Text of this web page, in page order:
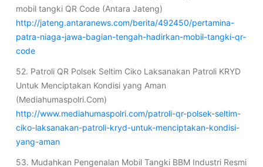
mobil tangki QR Code (Antara Jateng)
http://jateng.antaranews.com/berita/492450/pertamina-
patra-niaga-jawa-bagian-tengah-hadirkan-mobil-tangki-qr-
code
52. Patroli QR Polsek Seltim Ciko Laksanakan Patroli KRYD
Untuk Menciptakan Kondisi yang Aman
(Mediahumaspolri.Com)
http://www.mediahumaspolri.com/patroli-qr-polsek-seltim-
ciko-laksanakan-patroli-kryd-untuk-menciptakan-kondisi-
yang-aman
53. Mudahkan Pengenalan Mobil Tangki BBM Industri Resmi